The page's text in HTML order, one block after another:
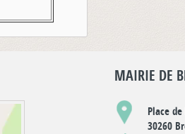
MAIRIE DE
Place
30260